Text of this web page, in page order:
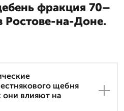
фракция 70–
Ростове-на-Доне.
щебня
они влияют на